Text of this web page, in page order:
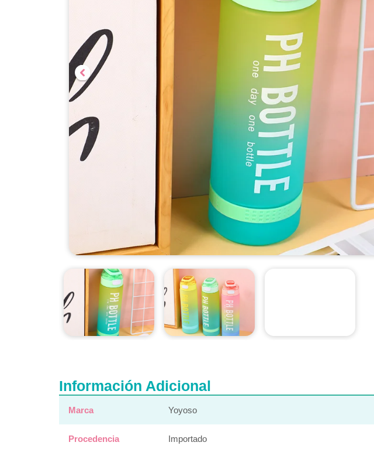
Información Adicional
Marca Yoyoso
Procedencia Importado